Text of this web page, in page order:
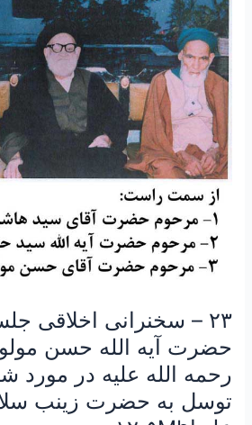
۲۳ – سخنرانی اخلاقی
حضرت آیه الله حسن
رحمه الله علیه در مورد
توسل به حضرت زینب
اخلاقی
جلسه
نهم
مرحوم
حضرت
آیه
الله
حسن
مولوی
قندهاری
رحمه
الله
علیه
مورد
شق
القمر
و
توسل